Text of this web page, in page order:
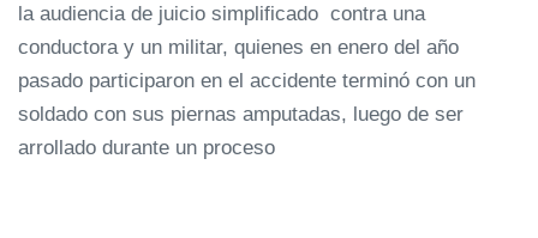
la audiencia de juicio simplificado contra una
conductora y un militar, quienes en enero del año
pasado participaron en el accidente terminó con un
soldado con sus piernas amputadas, luego de ser
arrollado durante un proceso